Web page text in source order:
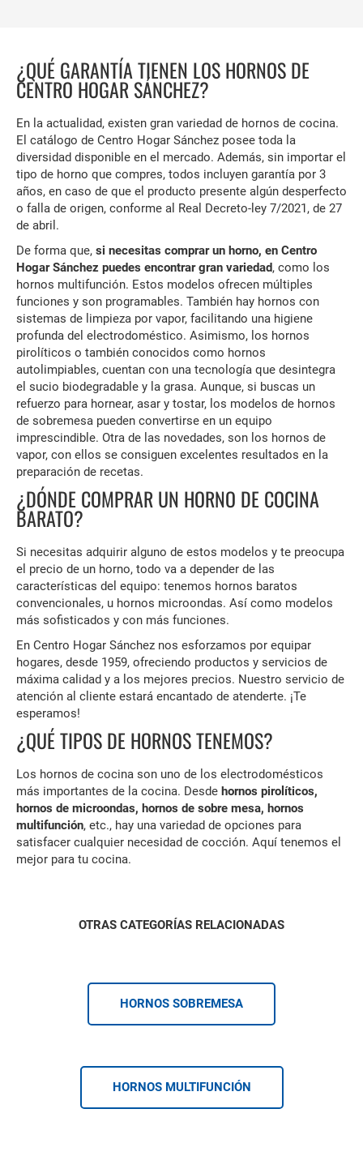
¿QUÉ GARANTÍA TIENEN LOS HORNOS DE
CENTRO HOGAR SÁNCHEZ?
En la actualidad, existen gran variedad de hornos de cocina.
El catálogo de Centro Hogar Sánchez posee toda la
diversidad disponible en el mercado. Además, sin importar el
tipo de horno que compres, todos incluyen garantía por 3
años, en caso de que el producto presente algún desperfecto
o falla de origen, conforme al Real Decreto-ley 7/2021, de 27
de abril.
De forma que, si necesitas comprar un horno, en Centro
Hogar Sánchez puedes encontrar gran variedad, como los
hornos multifunción. Estos modelos ofrecen múltiples
funciones y son programables. También hay hornos con
sistemas de limpieza por vapor, facilitando una higiene
profunda del electrodoméstico. Asimismo, los hornos
pirolíticos o también conocidos como hornos
autolimpiables, cuentan con una tecnología que desintegra
el sucio biodegradable y la grasa. Aunque, si buscas un
refuerzo para hornear, asar y tostar, los modelos de hornos
de sobremesa pueden convertirse en un equipo
imprescindible. Otra de las novedades, son los hornos de
vapor, con ellos se consiguen excelentes resultados en la
preparación de recetas.
¿DÓNDE COMPRAR UN HORNO DE COCINA
BARATO?
Si necesitas adquirir alguno de estos modelos y te preocupa
el precio de un horno, todo va a depender de las
características del equipo: tenemos hornos baratos
convencionales, u hornos microondas. Así como modelos
más sofisticados y con más funciones.
En Centro Hogar Sánchez nos esforzamos por equipar
hogares, desde 1959, ofreciendo productos y servicios de
máxima calidad y a los mejores precios. Nuestro servicio de
atención al cliente estará encantado de atenderte. ¡Te
esperamos!
¿QUÉ TIPOS DE HORNOS TENEMOS?
Los hornos de cocina son uno de los electrodomésticos
más importantes de la cocina. Desde hornos pirolíticos,
hornos de microondas, hornos de sobre mesa, hornos
multifunción, etc., hay una variedad de opciones para
satisfacer cualquier necesidad de cocción. Aquí tenemos el
mejor para tu cocina.
OTRAS CATEGORÍAS RELACIONADAS
HORNOS SOBREMESA
HORNOS MULTIFUNCIÓN